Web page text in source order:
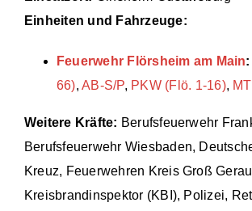
Einheiten und Fahrzeuge:
Feuerwehr Flörsheim am Main:
66),AB-S/P, PKW (Flö. 1-16),
Weitere Kräfte: Berufsfeuerwehr
Berufsfeuerwehr Wiesbaden,
Kreuz, Feuerwehren Kreis Groß
Kreisbrandinspektor (KBI), Polizei,